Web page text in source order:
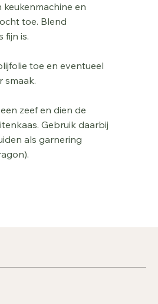
en
toe. Blend
fijn is.
toe en eventueel
smaak.
zeef en dien de
Gebruik daarbij
als garnering